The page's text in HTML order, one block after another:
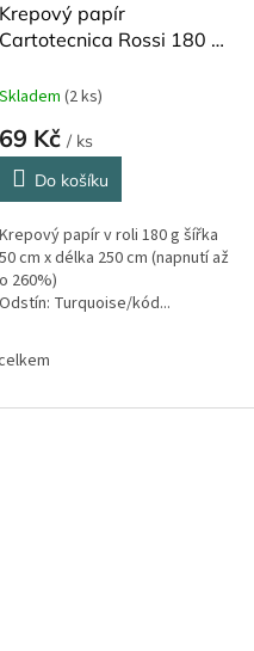
Krepový papír
Cartotecnica Rossi 180 g
Skladem (2 ks)
69 Kč / ks
Do košíku
Krepový papír v roli 180 g šířka
50 cm x délka 250 cm (napnutí až
o 260%)
Odstín: Turquoise/kód...